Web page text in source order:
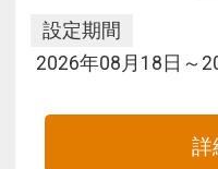
設定期間
2026年08月18日～
詳